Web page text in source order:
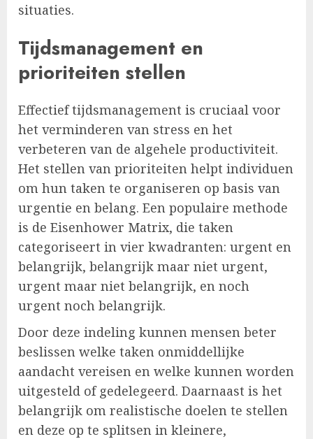
situaties.
Tijdsmanagement en
prioriteiten stellen
Effectief tijdsmanagement is cruciaal voor
het verminderen van stress en het
verbeteren van de algehele productiviteit.
Het stellen van prioriteiten helpt individuen
om hun taken te organiseren op basis van
urgentie en belang. Een populaire methode
is de Eisenhower Matrix, die taken
categoriseert in vier kwadranten: urgent en
belangrijk, belangrijk maar niet urgent,
urgent maar niet belangrijk, en noch
urgent noch belangrijk.
Door deze indeling kunnen mensen beter
beslissen welke taken onmiddellijke
aandacht vereisen en welke kunnen worden
uitgesteld of gedelegeerd. Daarnaast is het
belangrijk om realistische doelen te stellen
en deze op te splitsen in kleinere,